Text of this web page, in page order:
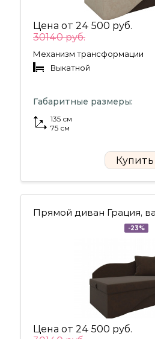
Цена от 24 500 руб.
30140 руб.
Механизм трансформации
Выкатной
Габаритные размеры:
135 см
75 см
Купить
Прямой диван Грация,
-23%
Цена от 24 500 руб.